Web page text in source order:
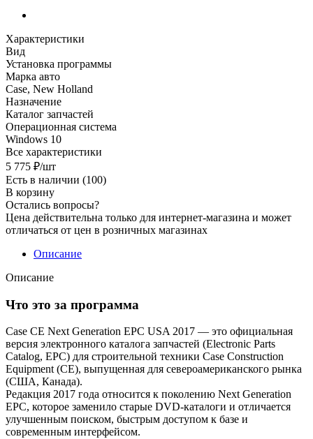
Характеристики
Вид
Установка программы
Марка авто
Case, New Holland
Назначение
Каталог запчастей
Операционная система
Windows 10
Все характеристики
5 775 ₽/шт
Есть в наличии (100)
В корзину
Остались вопросы?
Цена действительна только для интернет-магазина и может
отличаться от цен в розничных магазинах
Описание
Описание
Что это за программа
Case CE Next Generation EPC USA 2017 — это официальная
версия электронного каталога запчастей (Electronic Parts
Catalog, EPC) для строительной техники Case Construction
Equipment (CE), выпущенная для североамериканского рынка
(США, Канада).
Редакция 2017 года относится к поколению Next Generation
EPC, которое заменило старые DVD-каталоги и отличается
улучшенным поиском, быстрым доступом к базе и
современным интерфейсом.